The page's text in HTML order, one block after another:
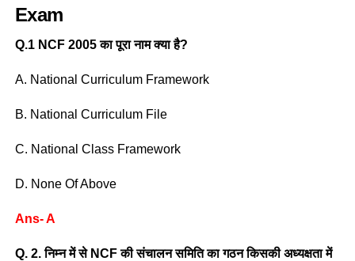
Exam
Q.1 NCF 2005 का पूरा नाम क्या है?
A. National Curriculum Framework
B. National Curriculum File
C. National Class Framework
D. None Of Above
Ans- A
Q. 2. निम्न में से NCF की संचालन समिति का गठन किसकी अध्यक्षता में